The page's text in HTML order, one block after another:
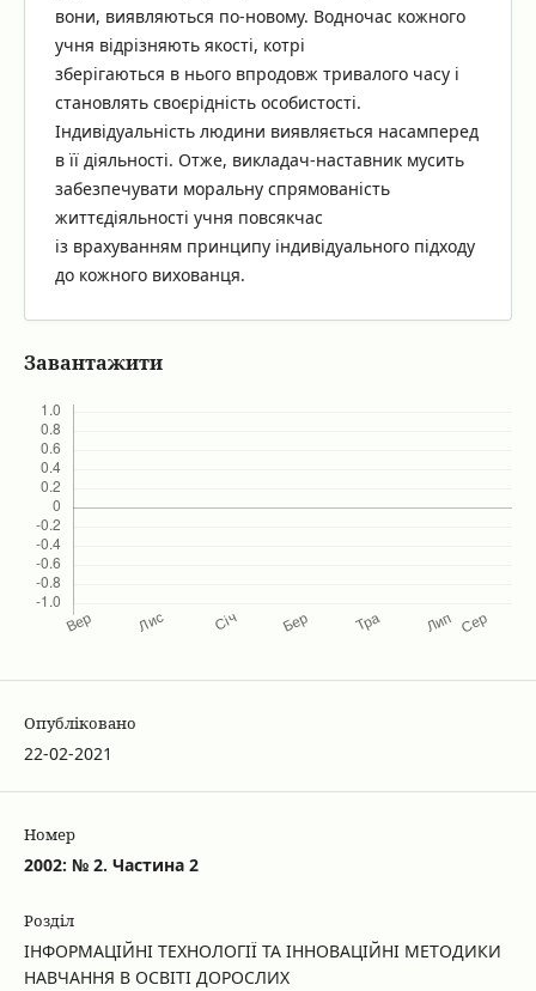
вони, виявляються по-новому. Водночас кожного
учня відрізняють якості, котрі
зберігаються в нього впродовж тривалого часу і
становлять своєрідність особистості.
Індивідуальність людини виявляється насамперед
в її діяльності. Отже, викладач-наставник мусить
забезпечувати моральну спрямованість
життєдіяльності учня повсякчас
із врахуванням принципу індивідуального підходу
до кожного вихованця.
Завантажити
Опубліковано
22-02-2021
Номер
2002: № 2. Частина 2
Розділ
ІНФОРМАЦІЙНІ ТЕХНОЛОГІЇ ТА ІННОВАЦІЙНІ МЕТОДИКИ
НАВЧАННЯ В ОСВІТІ ДОРОСЛИХ